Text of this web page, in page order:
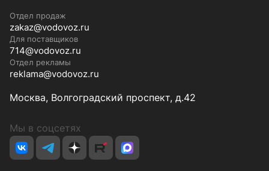
Отдел продаж
zakaz@vodovoz.ru
Для поставщиков
714@vodovoz.ru
Отдел рекламы
reklama@vodovoz.ru
Москва, Волгоградский проспект, д.42
Мы в соцсетях